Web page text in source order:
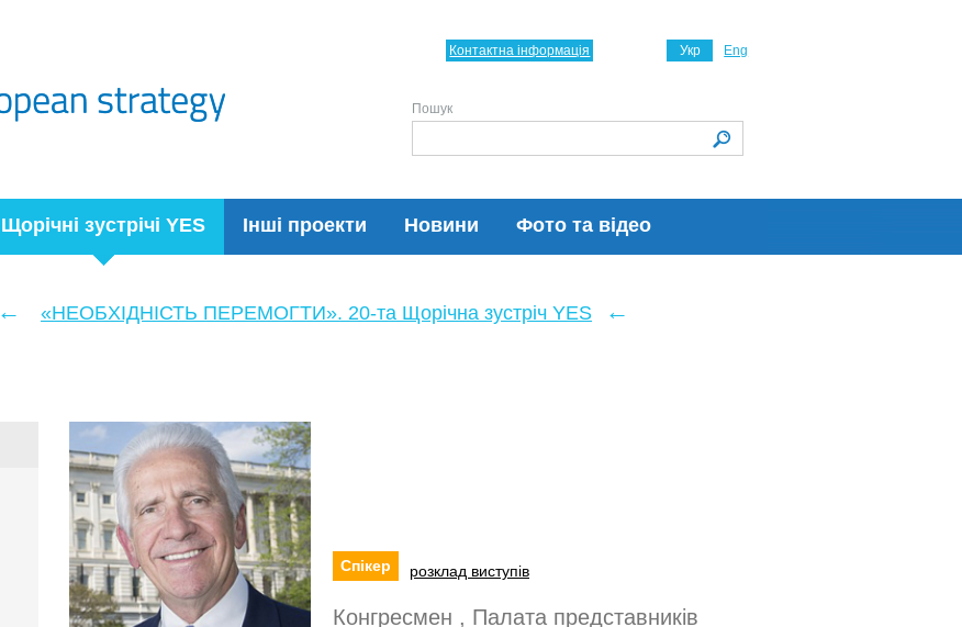
Щорічні зустрічі YES Інші проекти Новини Фото та відео
Укр Eng
Контактна інформація
Пошук
← «НЕОБХІДНІСТЬ ПЕРЕМОГТИ». 20-та Щорічна зустріч YES ←
Спікер розклад виступів
Конгресмен , Палата представників